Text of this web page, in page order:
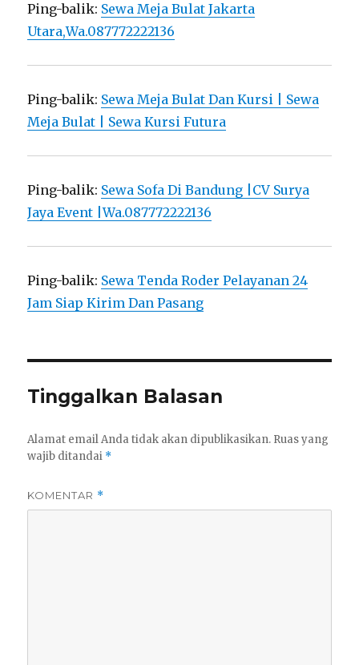
Ping-balik: Sewa Meja Bulat Jakarta
Utara,Wa.087772222136
Ping-balik: Sewa Meja Bulat Dan Kursi | Sewa
Meja Bulat | Sewa Kursi Futura
Ping-balik: Sewa Sofa Di Bandung |CV Surya
Jaya Event |Wa.087772222136
Ping-balik: Sewa Tenda Roder Pelayanan 24
Jam Siap Kirim Dan Pasang
Tinggalkan Balasan
Alamat email Anda tidak akan dipublikasikan. Ruas yang
wajib ditandai *
KOMENTAR *